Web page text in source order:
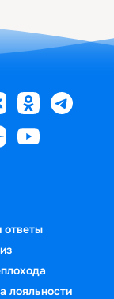
ответы
лояльности